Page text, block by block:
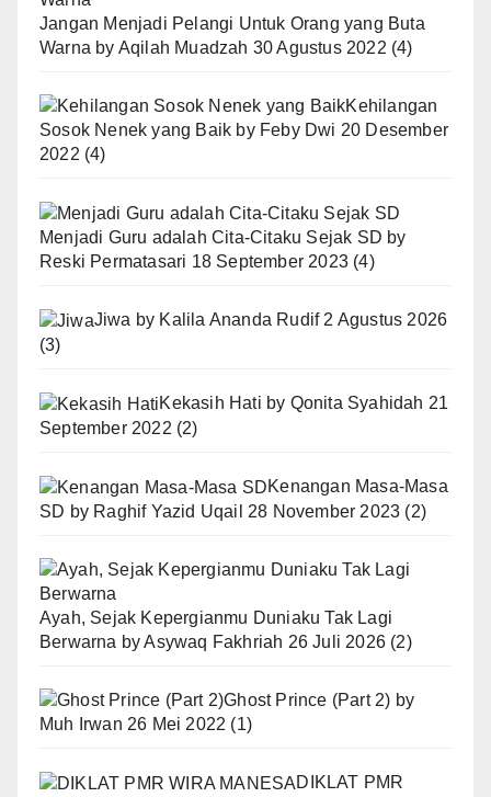
Jangan Menjadi Pelangi Untuk Orang yang Buta
Warna by Aqilah Muadzah 30 Agustus 2022 (4)
Kehilangan
Sosok Nenek yang Baik by Feby Dwi 20 Desember
2022 (4)
Menjadi Guru adalah Cita-Citaku Sejak SD by
Reski Permatasari 18 September 2023 (4)
Jiwa by Kalila Ananda Rudif 2 Agustus 2026
(3)
Kekasih Hati by Qonita Syahidah 21
September 2022 (2)
Kenangan Masa-Masa
SD by Raghif Yazid Uqail 28 November 2023 (2)
Ayah, Sejak Kepergianmu Duniaku Tak Lagi
Berwarna byAsywaq Fakhriah 26 Juli 2026 (2)
Ghost Prince (Part 2) by
Muh Irwan 26 Mei 2022 (1)
DIKLAT PMR